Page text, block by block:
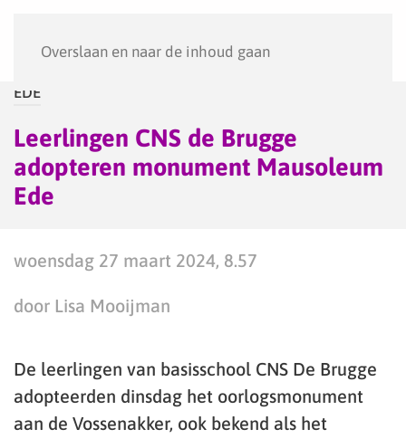
Overslaan en naar de inhoud gaan
EDE
Leerlingen CNS de Brugge
adopteren monument Mausoleum
Ede
woensdag 27 maart 2024, 8.57
door Lisa Mooijman
De leerlingen van basisschool CNS De Brugge
adopteerden dinsdag het oorlogsmonument
aan de Vossenakker, ook bekend als het